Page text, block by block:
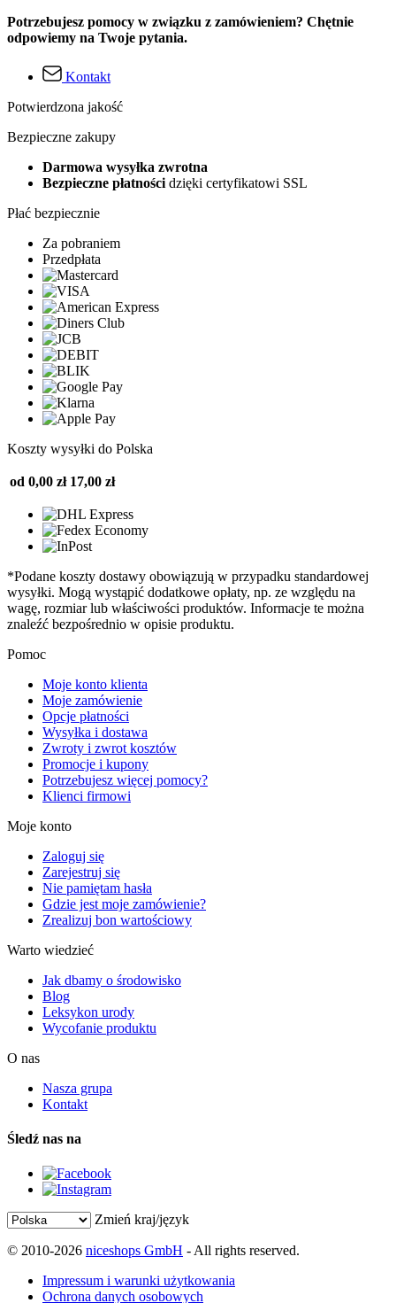
Potrzebujesz pomocy w związku z zamówieniem? Chętnie
odpowiemy na Twoje pytania.
Kontakt
Potwierdzona jakość
Bezpieczne zakupy
Darmowa wysyłka zwrotna
Bezpieczne płatności dzięki certyfikatowi SSL
Płać bezpiecznie
Za pobraniem
Przedpłata
Koszty wysyłki do Polska
od 0,00 zł 17,00 zł
*Podane koszty dostawy obowiązują w przypadku standardowej
wysyłki. Mogą wystąpić dodatkowe opłaty, np. ze względu na
wagę, rozmiar lub właściwości produktów. Informacje te można
znaleźć bezpośrednio w opisie produktu.
Pomoc
Moje konto klienta
Moje zamówienie
Opcje płatności
Wysyłka i dostawa
Zwroty i zwrot kosztów
Promocje i kupony
Potrzebujesz więcej pomocy?
Klienci firmowi
Moje konto
Zaloguj się
Zarejestruj się
Nie pamiętam hasła
Gdzie jest moje zamówienie?
Zrealizuj bon wartościowy
Warto wiedzieć
Jak dbamy o środowisko
Blog
Leksykon urody
Wycofanie produktu
O nas
Nasza grupa
Kontakt
Śledź nas na
Zmień kraj/język
© 2010-2026 niceshops GmbH - All rights reserved.
Impressum i warunki użytkowania
Ochrona danych osobowych